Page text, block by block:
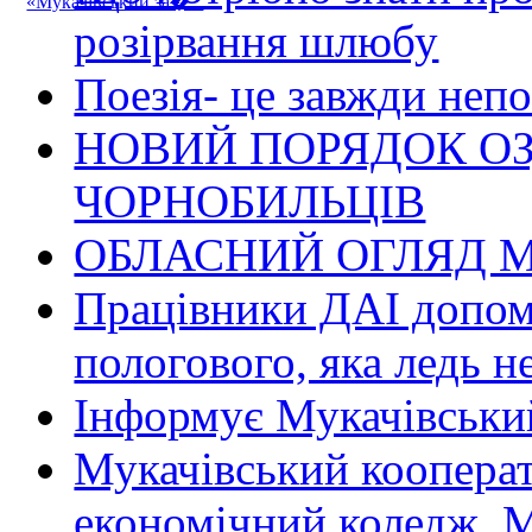
розірвання шлюбу
Поезія- це завжди
НОВИЙ ПОРЯДОК
ЧОРНОБИЛЬЦІВ
ОБЛАСНИЙ ОГЛЯД
Працівники ДАІ
пологового, яка ледь
Інформує
Мукачівський
економічний